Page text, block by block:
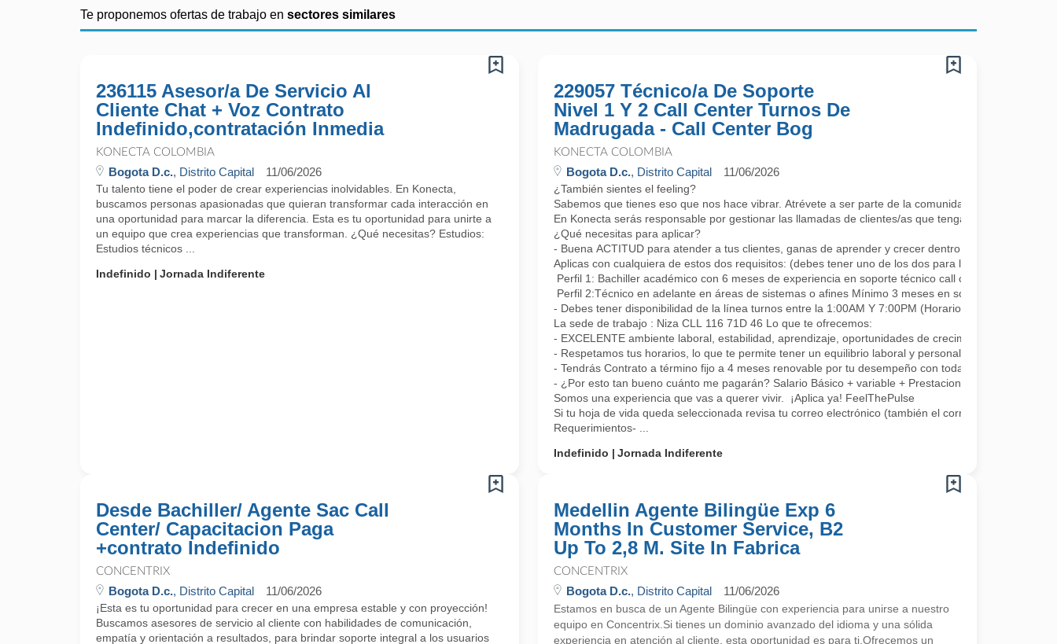
Te proponemos ofertas de trabajo en sectores similares
236115 Asesor/a De Servicio Al
Cliente Chat + Voz Contrato
Indefinido,contratación Inmedia
KONECTA COLOMBIA
Bogota D.c., Distrito Capital 11/06/2026
Tu talento tiene el poder de crear experiencias inolvidables. En Konecta,
buscamos personas apasionadas que quieran transformar cada interacción en
una oportunidad para marcar la diferencia. Esta es tu oportunidad para unirte a
un equipo que crea experiencias que transforman. ¿Qué necesitas? Estudios:
Estudios técnicos ...
Indefinido
Jornada Indiferente
229057 Técnico/a De Soporte
Nivel 1 Y 2 Call Center Turnos De
Madrugada - Call Center Bog
KONECTA COLOMBIA
Bogota D.c., Distrito Capital 11/06/2026
¿También sientes el feeling?
Sabemos que tienes eso que nos hace vibrar. Atrévete a ser parte de la comunidad más cool; lo
En Konecta serás responsable por gestionar las llamadas de clientes/as que tengan algún
¿Qué necesitas para aplicar?
- Buena ACTITUD para atender a tus clientes, ganas de aprender y crecer dentro de la compañía
Aplicas con cualquiera de estos dos requisitos: (debes tener uno de los dos para la continuidad, se
Perfil 1: Bachiller académico con 6 meses de experiencia en soporte técnico call center.
Perfil 2:Técnico en adelante en áreas de sistemas o afines Mínimo 3 meses en soporte o áreas
- Debes tener disponibilidad de la línea turnos entre la 1:00AM Y 7:00PM (Horarios rotativos, 1 día
La sede de trabajo : Niza CLL 116 71D 46 Lo que te ofrecemos:
- EXCELENTE ambiente laboral, estabilidad, aprendizaje, oportunidades de crecimiento, tenemos
- Respetamos tus horarios, lo que te permite tener un equilibrio laboral y personal
- Tendrás Contrato a término fijo a 4 meses renovable por tu desempeño con todas las prestaciones
- ¿Por esto tan bueno cuánto me pagarán? Salario Básico + variable + Prestaciones por ley.
Somos una experiencia que vas a querer vivir. ¡Aplica ya! FeelThePulse
Si tu hoja de vida queda seleccionada revisa tu correo electrónico (también el correo no deseado)
Requerimientos- ...
Indefinido
Jornada Indiferente
Desde Bachiller/ Agente Sac Call
Center/ Capacitacion Paga
+contrato Indefinido
CONCENTRIX
Bogota D.c., Distrito Capital 11/06/2026
¡Esta es tu oportunidad para crecer en una empresa estable y con proyección!
Buscamos asesores de servicio al cliente con habilidades de comunicación,
empatía y orientación a resultados, para brindar soporte integral a los usuarios
Medellin Agente Bilingüe Exp 6
Months In Customer Service, B2
Up To 2,8 M. Site In Fabrica
CONCENTRIX
Bogota D.c., Distrito Capital 11/06/2026
Estamos en busca de un Agente Bilingüe con experiencia para unirse a nuestro
equipo en Concentrix.Si tienes un dominio avanzado del idioma y una sólida
experiencia en atención al cliente, esta oportunidad es para ti.Ofrecemos un